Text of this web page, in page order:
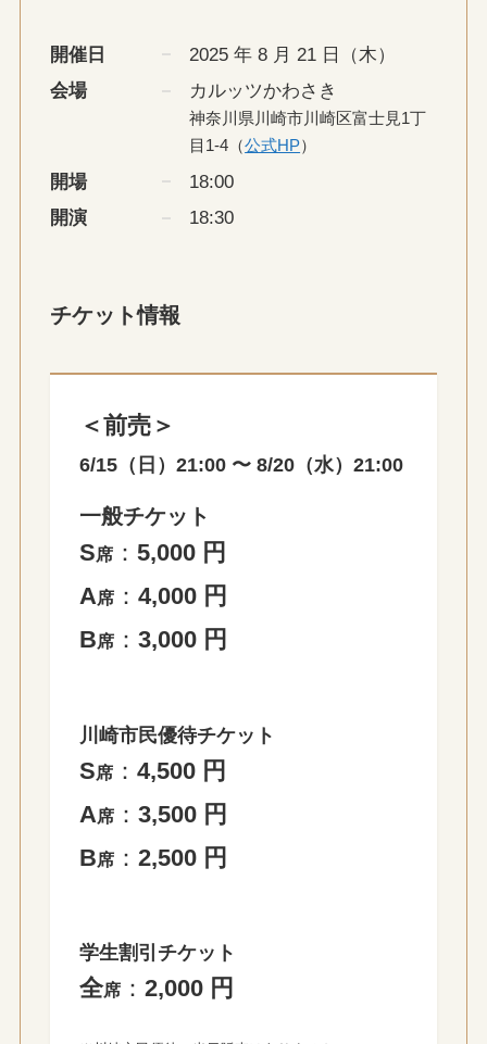
開催日
2025 年 8 月 21 日（木）
会場
カルッツかわさき
神奈川県川崎市川崎区富士見1丁
目1-4（公式HP）
開場
18:00
開演
18:30
チケット情報
＜前売＞
6/15（日）21:00 〜 8/20（水）21:00
一般チケット
S席： 5,000 円
A席： 4,000 円
B席： 3,000 円
川崎市民優待チケット
S席： 4,500 円
A席： 3,500 円
B席： 2,500 円
学生割引 チケット
全席： 2,000 円